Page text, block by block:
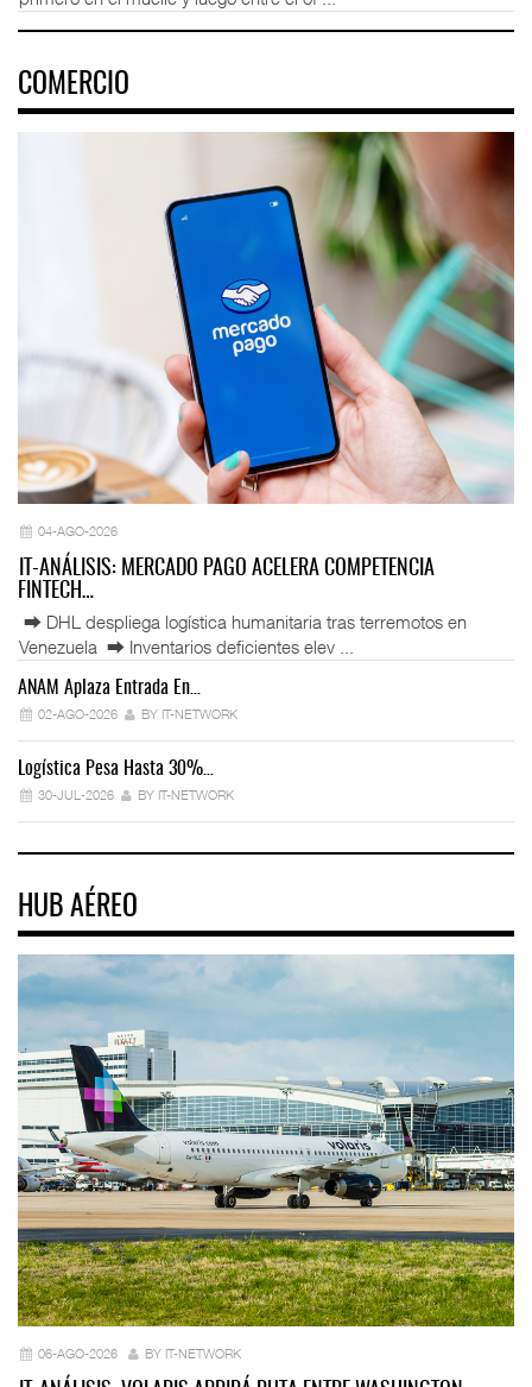
COMERCIO
04-AGO-2026
IT-ANÁLISIS: MERCADO PAGO ACELERA COMPETENCIA
FINTECH…
⮕ DHL despliega logística humanitaria tras terremotos en
Venezuela ⮕ Inventarios deficientes elev ...
ANAM Aplaza Entrada En…
02-AGO-2026 BY IT-NETWORK
Logística Pesa Hasta 30%…
30-JUL-2026 BY IT-NETWORK
HUB AÉREO
06-AGO-2026 BY IT-NETWORK